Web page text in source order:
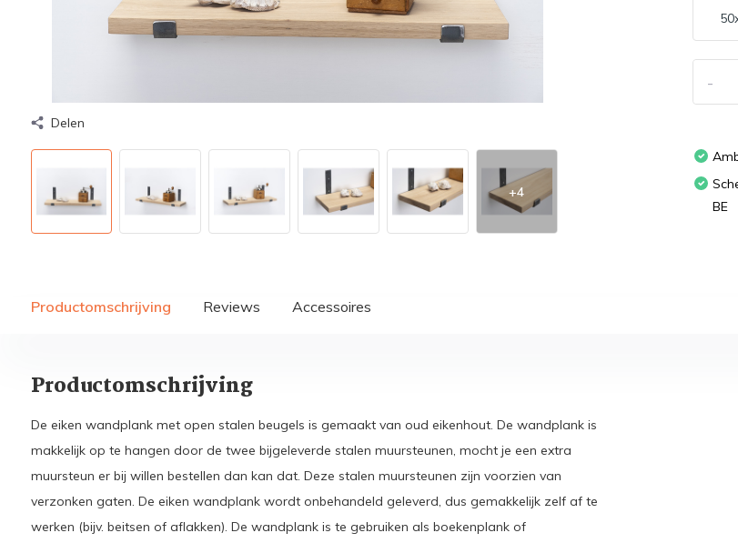
Delen
+4
-
BE
Productomschrijving Reviews Accessoires
Productomschrijving
De eiken wandplank met open stalen beugels is gemaakt van oud eikenhout. De wandplank is
makkelijk op te hangen door de twee bijgeleverde stalen muursteunen, mocht je een extra
muursteun er bij willen bestellen dan kan dat. Deze stalen muursteunen zijn voorzien van
verzonken gaten. De eiken wandplank wordt onbehandeld geleverd, dus gemakkelijk zelf af te
werken (bijv. beitsen of aflakken). De wandplank is te gebruiken als boekenplank of